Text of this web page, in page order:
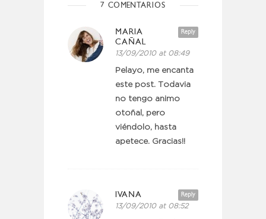
7 COMENTARIOS
Reply
MARIA
CAÑAL
13/09/2010 at 08:49
Pelayo, me encanta
este post. Todavia
no tengo animo
otoñal, pero
viéndolo, hasta
apetece. Gracias!!
Reply
IVANA
13/09/2010 at 08:52